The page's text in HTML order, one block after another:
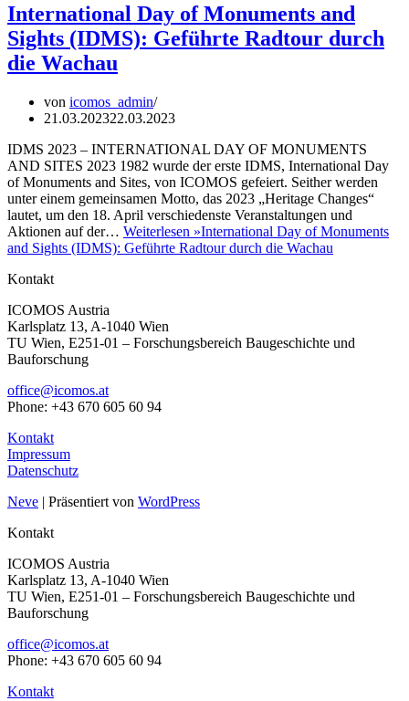
International Day of Monuments and
Sights (IDMS): Geführte Radtour durch
die Wachau
von icomos_admin
21.03.202322.03.2023
IDMS 2023 – INTERNATIONAL DAY OF MONUMENTS
AND SITES 2023 1982 wurde der erste IDMS, International Day
of Monuments and Sites, von ICOMOS gefeiert. Seither werden
unter einem gemeinsamen Motto, das 2023 „Heritage Changes“
lautet, um den 18. April verschiedenste Veranstaltungen und
Aktionen auf der… Weiterlesen »International Day of Monuments
and Sights (IDMS): Geführte Radtour durch die Wachau
Kontakt
ICOMOS Austria
Karlsplatz 13, A-1040 Wien
TU Wien, E251-01 – Forschungsbereich Baugeschichte und
Bauforschung
office@icomos.at
Phone: +43 670 605 60 94
Kontakt
Impressum
Datenschutz
Neve | Präsentiert von WordPress
Kontakt
ICOMOS Austria
Karlsplatz 13, A-1040 Wien
TU Wien, E251-01 – Forschungsbereich Baugeschichte und
Bauforschung
office@icomos.at
Phone: +43 670 605 60 94
Kontakt